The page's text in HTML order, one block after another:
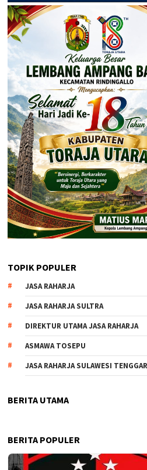
TOPIK POPULER
JASA RAHARJA
JASA RAHARJA SULTRA
DIREKTUR UTAMA JASA RAHARJA
ASMAWA TOSEPU
JASA RAHARJA SULAWESI
BERITA UTAMA
BERITA POPULER